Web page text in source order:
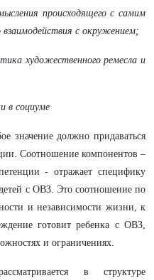
происходящего с самим
взаимодействия с окружением;
художественного ремесла и
в социуме
значение должно придаваться
Соотношение компонентов –
- отражает специфику
с ОВЗ. Это соотношение по
и независимости жизни, к
готовит ребенка с ОВЗ,
и ограничениях.
в структуре